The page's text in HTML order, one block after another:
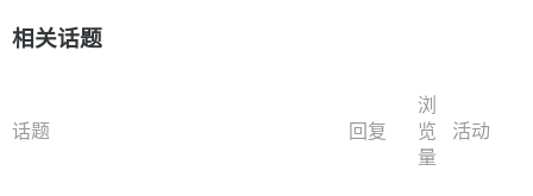
相关话题
话题 回复
浏
览
量
活动